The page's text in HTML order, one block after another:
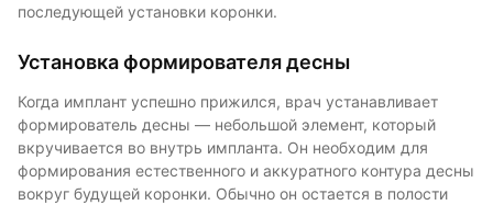
последующей установки коронки.
Установка формирователя десны
Когда имплант успешно прижился, врач устанавливает
формирователь десны — небольшой элемент, который
вкручивается во внутрь импланта. Он необходим для
формирования естественного и аккуратного контура десны
вокруг будущей коронки. Обычно он остается в полости